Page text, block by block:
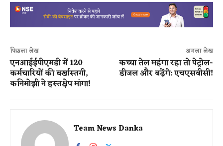
पिछला लेख
एनआईईपीएमडी में 120
कर्मचारियों की बर्खास्तगी,
कनिमोझी ने हस्तक्षेप मांगा!
अगला लेख
कच्चा तेल महंगा रहा तो पेट्रोल-
डीजल और बढ़ेंगे: एचएसबीसी!
Team News Danka